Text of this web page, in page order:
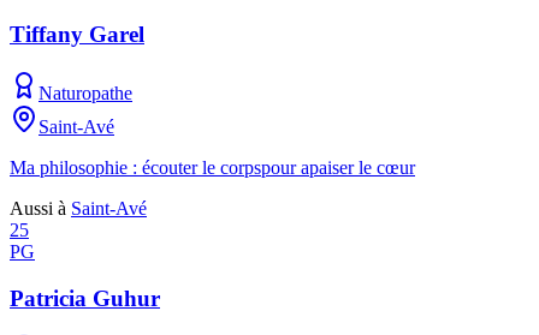
Tiffany Garel
Naturopathe
Saint-Avé
Ma philosophie : écouter le corpspour apaiser le cœur
Aussi à Saint-Avé
25
PG
Patricia Guhur